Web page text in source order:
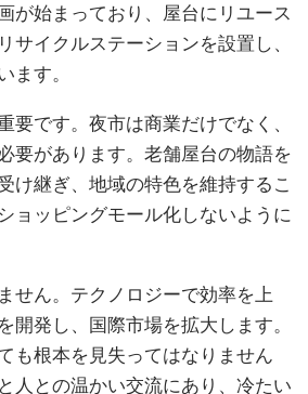
が始まっており、屋台にリユース
サイクルステーションを設置し、
ます。
要です。夜市は商業だけでなく、
要があります。老舗屋台の物語を
け継ぎ、地域の特色を維持するこ
ョッピングモール化しないように
せん。テクノロジーで効率を上
開発し、国際市場を拡大します。
も根本を見失ってはなりません
との温かい交流にあり、冷たい